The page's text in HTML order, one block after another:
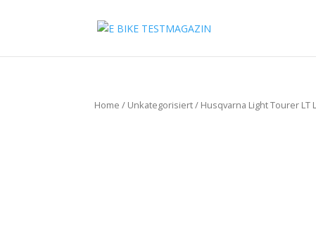
Home / Unkategorisiert/ Husqvarna Light Tourer LT